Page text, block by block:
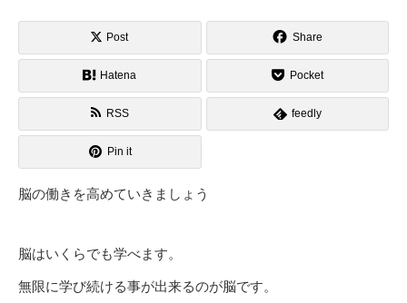
Post Share
Hatena Pocket
RSS feedly
Pin it
脳の働きを高めていきましょう
脳はいくらでも学べます。
無限に学び続ける事が出来るのが脳です。